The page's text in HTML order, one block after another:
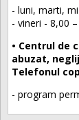
- luni, marti,
- vineri - 8,00
• Centrul de
abuzat,
Telefonul
- program